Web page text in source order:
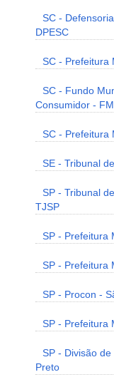
SC -
DPESC
SC - Prefeitura
SC - Fundo
Consumidor -
SC - Prefeitura
SE - Tribunal
SP - Tribunal
TJSP
SP - Prefeitura
SP - Prefeitura
SP - Procon -
SP - Prefeitura
SP - Divisão
Preto